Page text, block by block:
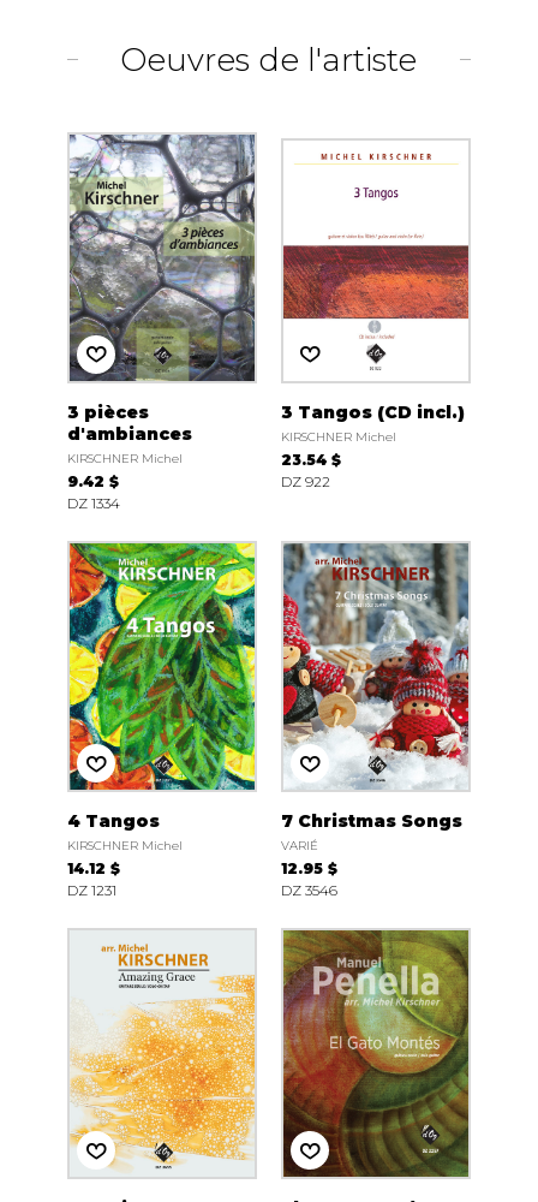
Oeuvres de l'artiste
3 pièces
d'ambiances
KIRSCHNER Michel
9.42 $
DZ 1334
3 Tangos (CD incl.)
KIRSCHNER Michel
23.54 $
DZ 922
4 Tangos
KIRSCHNER Michel
14.12 $
DZ 1231
7 Christmas Songs
VARIÉ
12.95 $
DZ 3546